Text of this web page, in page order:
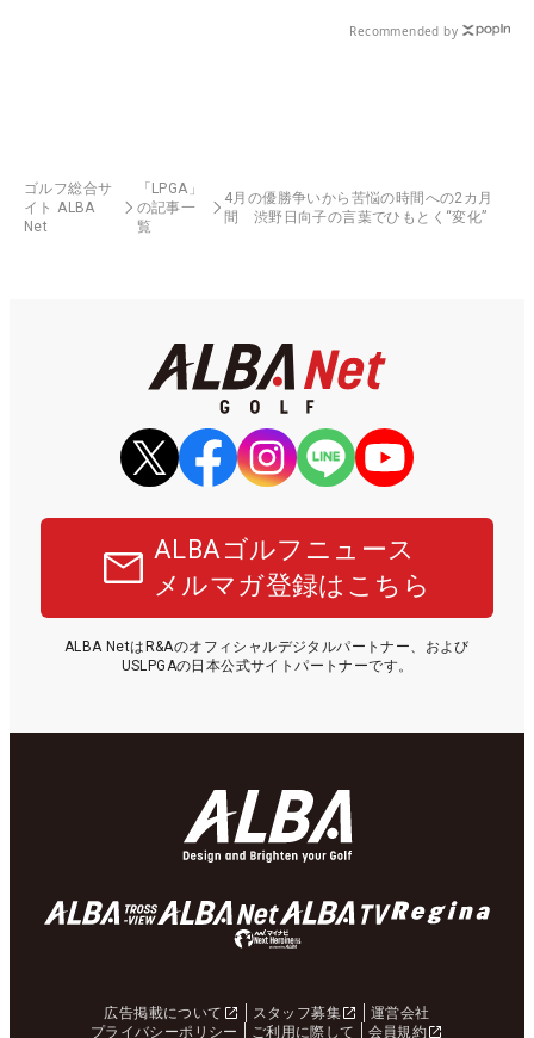
Recommended by
ゴルフ総合サ
イト ALBA
Net
「LPGA」
の記事一
覧
4月の優勝争いから苦悩の時間への2カ月
間 渋野日向子の言葉でひもとく“変化”
ALBAゴルフニュース
メルマガ登録はこちら
ALBA NetはR&Aのオフィシャルデジタルパートナー、および
USLPGAの日本公式サイトパートナーです。
広告掲載について スタッフ募集
運営会社
プライバシーポリシー
ご利用に際して 会員規約